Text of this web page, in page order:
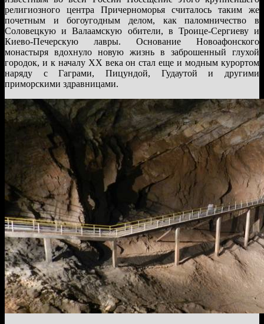
религиозного центра Причерноморья считалось таким же
почетным и богоугодным делом, как паломничество в
Соловецкую и Валаамскую обители, в Троице-Сергиеву и
Киево-Печерскую лавры. Основание Новоафонского
монастыря вдохнуло новую жизнь в заброшенный глухой
городок, и к началу XX века он стал еще и модным курортом
наряду с Гаграми, Пицундой, Гудаутой и другими
приморскими здравницами.